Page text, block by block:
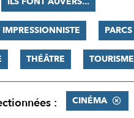
PARCS
THÉÂTRE TOURISME
: CINÉMA